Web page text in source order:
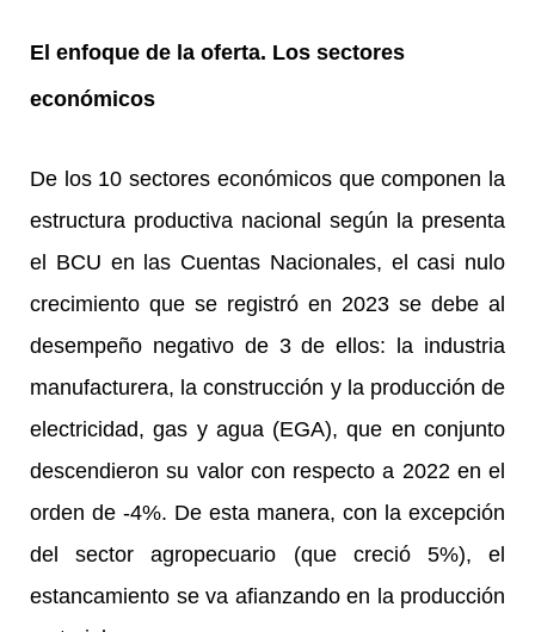
El enfoque de la oferta. Los sectores
económicos
De los 10 sectores económicos que componen la
estructura productiva nacional según la presenta
el BCU en las Cuentas Nacionales, el casi nulo
crecimiento que se registró en 2023 se debe al
desempeño negativo de 3 de ellos: la industria
manufacturera, la construcción y la producción de
electricidad, gas y agua (EGA), que en conjunto
descendieron su valor con respecto a 2022 en el
orden de -4%. De esta manera, con la excepción
del sector agropecuario (que creció 5%), el
estancamiento se va afianzando en la producción